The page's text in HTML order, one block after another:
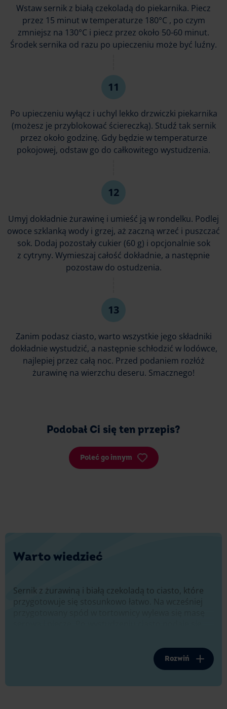
Wstaw sernik z białą czekoladą do piekarnika. Piecz
przez 15 minut w temperaturze 180°C , po czym
zmniejsz na 130°C i piecz przez około 50-60 minut.
Środek sernika od razu po upieczeniu może być luźny.
Po upieczeniu wyłącz i uchyl lekko drzwiczki piekarnika
(możesz je przyblokować ściereczką). Studź tak sernik
przez około godzinę. Gdy będzie w temperaturze
pokojowej, odstaw go do całkowitego wystudzenia.
Umyj dokładnie żurawinę i umieść ją w rondelku. Podlej
owoce szklanką wody i grzej, aż zaczną wrzeć i puszczać
sok. Dodaj pozostały cukier (60 g) i opcjonalnie sok
z cytryny. Wymieszaj całość dokładnie, a następnie
pozostaw do ostudzenia.
Zanim podasz ciasto, warto wszystkie jego składniki
dokładnie wystudzić, a następnie schłodzić w lodówce,
najlepiej przez całą noc. Przed podaniem rozłóż
żurawinę na wierzchu deseru. Smacznego!
Podobał Ci się ten przepis?
Poleć go innym
Warto wiedzieć
Sernik z żurawiną i białą czekoladą to ciasto, które
przygotowuje się stosunkowo łatwo. Na wcześniej
wydaje się prosty, warto zwrócić uwagę na kilka
istotnych kroków, aby mieć pewność, że wszystko
Rozwiń